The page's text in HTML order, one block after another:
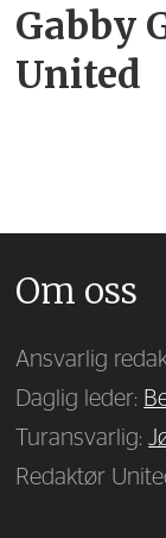
Gabby
United
Om oss
Ansvarlig
Daglig leder:
Turansvarlig:
Redaktør